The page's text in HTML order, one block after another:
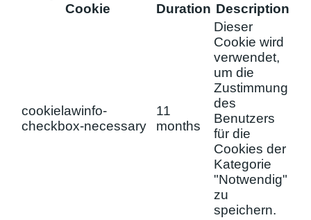
Cookie
Duration Description
cookielawinfo-
checkbox-necessary
11
months
Dieser
Cookie wird
verwendet,
um die
Zustimmung
des
Benutzers
für die
Cookies der
Kategorie
"Notwendig"
zu
speichern.